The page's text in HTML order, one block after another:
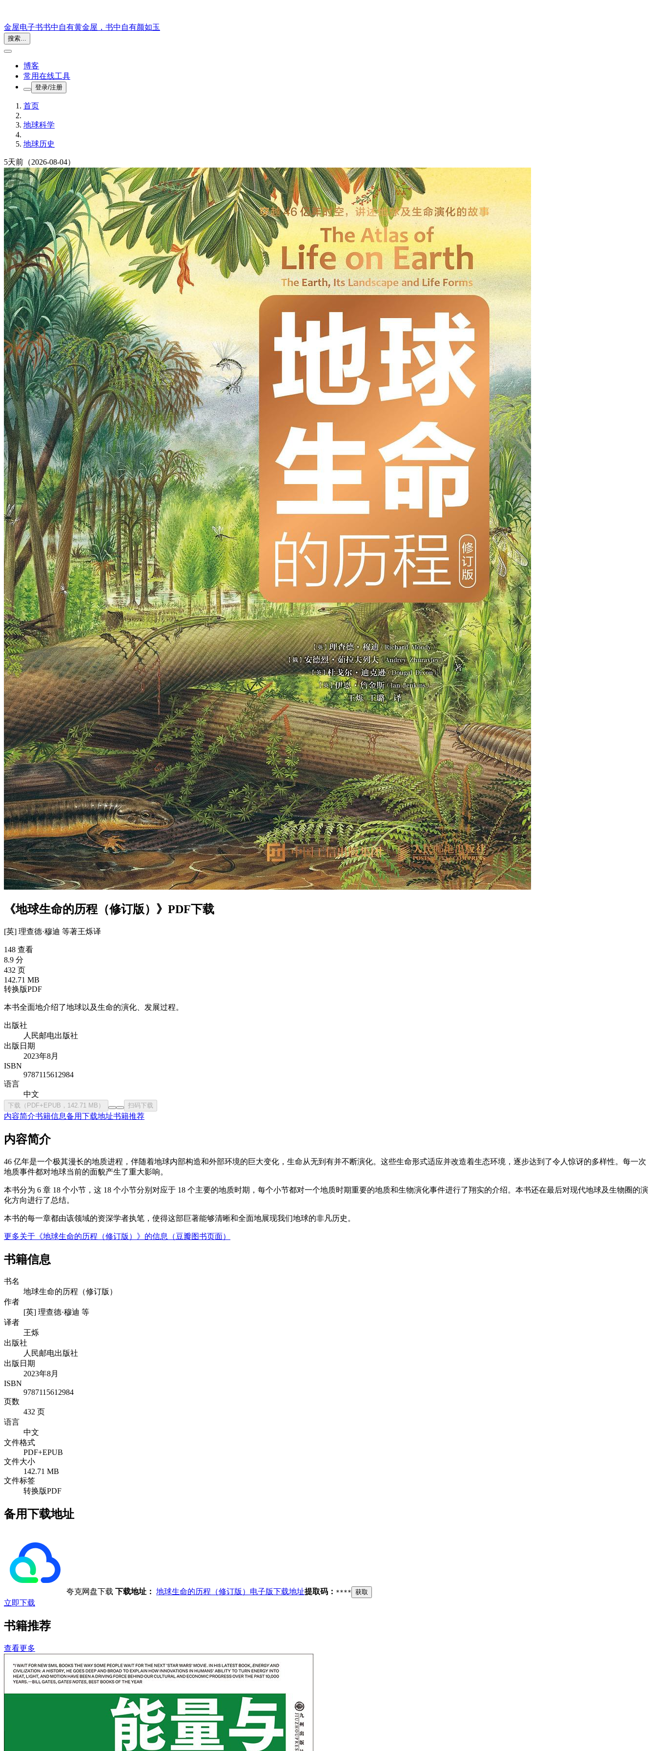
金屋电子书书中自有黄金屋，书中自有颜如玉
搜索...
博客
常用在线工具
登录/注册
首页
地球科学
地球历史
5天前 （2026-08-04）
《地球生命的历程（修订版）》PDF下载
[英] 理查德·穆迪 等著王烁译
148 查看
8.9 分
432 页
142.71 MB
转换版PDF
本书全面地介绍了地球以及生命的演化、发展过程。
出版社
人民邮电出版社
出版日期
2023年8月
ISBN
9787115612984
语言
中文
下载（PDF+EPUB，142.71 MB） 扫码下载
内容简介书籍信息备用下载地址书籍推荐
内容简介
46 亿年是一个极其漫长的地质进程，伴随着地球内部构造和外部环境的巨大变化，生命从无到有并不断演化。这些生命形式适应并改造着生态环境，逐步达到了令人惊讶的多样性。每一次
地质事件都对地球当前的面貌产生了重大影响。
本书分为 6 章 18 个小节，这 18 个小节分别对应于 18 个主要的地质时期，每个小节都对一个地质时期重要的地质和生物演化事件进行了翔实的介绍。本书还在最后对现代地球及生物圈的演
化方向进行了总结。
本书的每一章都由该领域的资深学者执笔，使得这部巨著能够清晰和全面地展现我们地球的非凡历史。
更多关于《地球生命的历程（修订版）》的信息（豆瓣图书页面）
书籍信息
书名
地球生命的历程（修订版）
作者
[英] 理查德·穆迪 等
译者
王烁
出版社
人民邮电出版社
出版日期
2023年8月
ISBN
9787115612984
页数
432 页
语言
中文
文件格式
PDF+EPUB
文件大小
142.71 MB
文件标签
转换版PDF
备用下载地址
夸克网盘下载 下载地址： 地球生命的历程（修订版）电子版下载地址提取码： **** 获取
立即下载
书籍推荐
查看更多